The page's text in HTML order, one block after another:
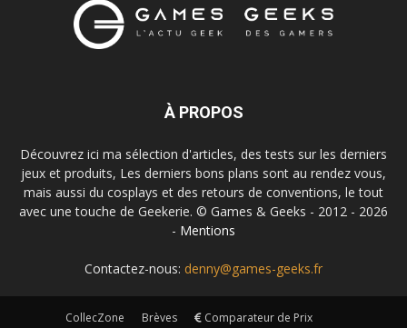
À PROPOS
Découvrez ici ma sélection d'articles, des tests sur les derniers
jeux et produits, Les derniers bons plans sont au rendez vous,
mais aussi du cosplays et des retours de conventions, le tout
avec une touche de Geekerie. © Games & Geeks - 2012 - 2026
- Mentions
Contactez-nous: denny@games-geeks.fr
CollecZone Brèves Comparateur de Prix